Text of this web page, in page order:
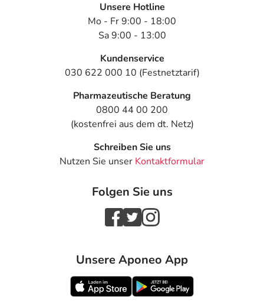
- Verschwommenes Sehen
- Störung der Nah- und Ferneinstellung des Auges
- Geschmacksverzerrung (Dysgeusie)
- Ohrengeräusche (Tinnitus)
- Überempfindlichkeitsreaktionen der Haut, wie:
- Haarausfall mit Glatzenbildung (Alopezie)
- Erhöhte Lichtempfindlichkeit der Haut
- Fleckenartige Hautblutung (Ekchymose)
- Blutdruckanstieg
- Blutdruckabfall durch Aufstehen (orthostatische
- Gefäßerweiterung (Vasodilatation)
Hitzegefühl, vor allem im Gesicht (Flush)
- Herzrhythmusstörungen
- Beschleunigter Puls (Tachykardie)
Unsere Hotline
Mo - Fr 9:00 - 18:00
Sa 9:00 - 13:00
Kundenservice
030 622 000 10 (Festnetztarif)
Pharmazeutische Beratung
0800 44 00 200
(kostenfrei aus dem dt. Netz)
Schreiben Sie uns
Nutzen Sie unser Kontaktformular
Folgen Sie uns
Unsere Aponeo App